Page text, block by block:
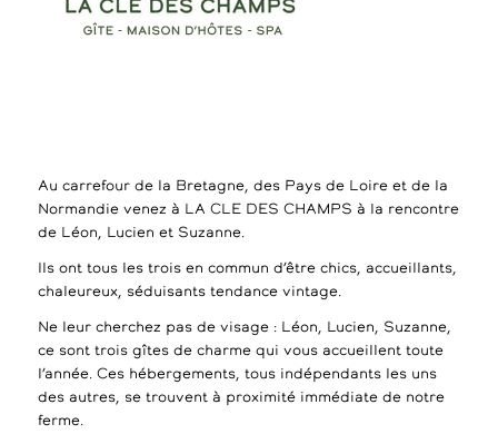
Au carrefour de la Bretagne, des Pays de Loire et de la
Normandie venez à LA CLE DES CHAMPS à la rencontre
de Léon, Lucien et Suzanne.
Ils ont tous les trois en commun d’être chics, accueillants,
chaleureux, séduisants tendance vintage.
Ne leur cherchez pas de visage : Léon, Lucien, Suzanne,
ce sont trois gîtes de charme qui vous accueillent toute
l’année. Ces hébergements, tous indépendants les uns
des autres, se trouvent à proximité immédiate de notre
ferme.